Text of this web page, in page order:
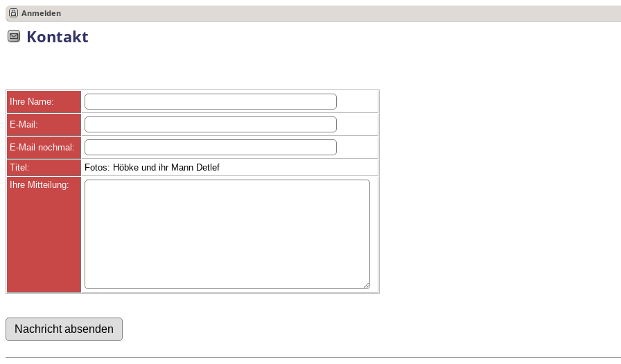
Anmelden
Kontakt
Ihre Name:
E-Mail:
E-Mail nochmal:
Titel:
Fotos: Höbke und ihr Mann Detlef
Ihre Mitteilung: